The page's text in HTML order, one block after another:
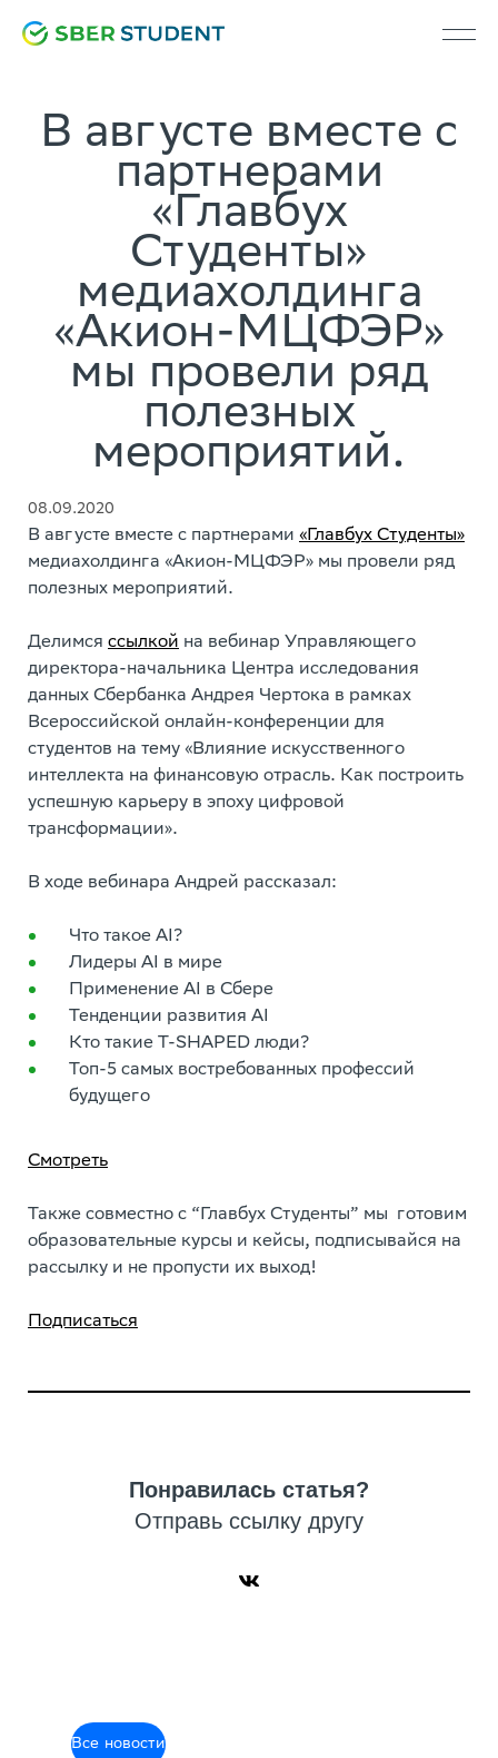
В августе вместе с
партнерами
«Главбух
Студенты»
медиахолдинга
«Акион-МЦФЭР»
мы провели ряд
полезных
мероприятий.
08.09.2020
В августе вместе с партнерами «Главбух Студенты»
медиахолдинга «Акион-МЦФЭР» мы провели ряд
полезных мероприятий.
Делимся ссылкой на вебинар Управляющего
директора-начальника Центра исследования
данных Сбербанка Андрея Чертока в рамках
Всероссийской онлайн-конференции для
студентов на тему «Влияние искусственного
интеллекта на финансовую отрасль. Как построить
успешную карьеру в эпоху цифровой
трансформации».
В ходе вебинара Андрей рассказал:
Что такое AI?
Лидеры AI в мире
Применение AI в Сбере
Тенденции развития AI
Кто такие T-SHAPED люди?
Топ-5 самых востребованных профессий
будущего
Смотреть
Также совместно с “Главбух Студенты” мы готовим
образовательные курсы и кейсы, подписывайся на
рассылку и не пропусти их выход!
Подписаться
Понравилась статья?
Отправь ссылку другу
Все новости